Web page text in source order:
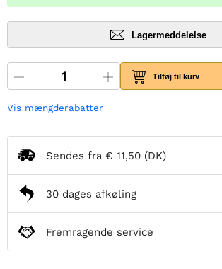
Lagermeddelelse
Tilføj til kurv
Vis mængderabatter
Sendes fra € 11,50 (DK)
30 dages afkøling
Fremragende service